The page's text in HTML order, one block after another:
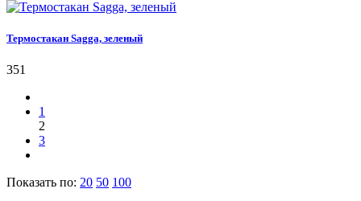
Термостакан Sagga, зеленый
351
1
2
3
Показать по: 20 50 100